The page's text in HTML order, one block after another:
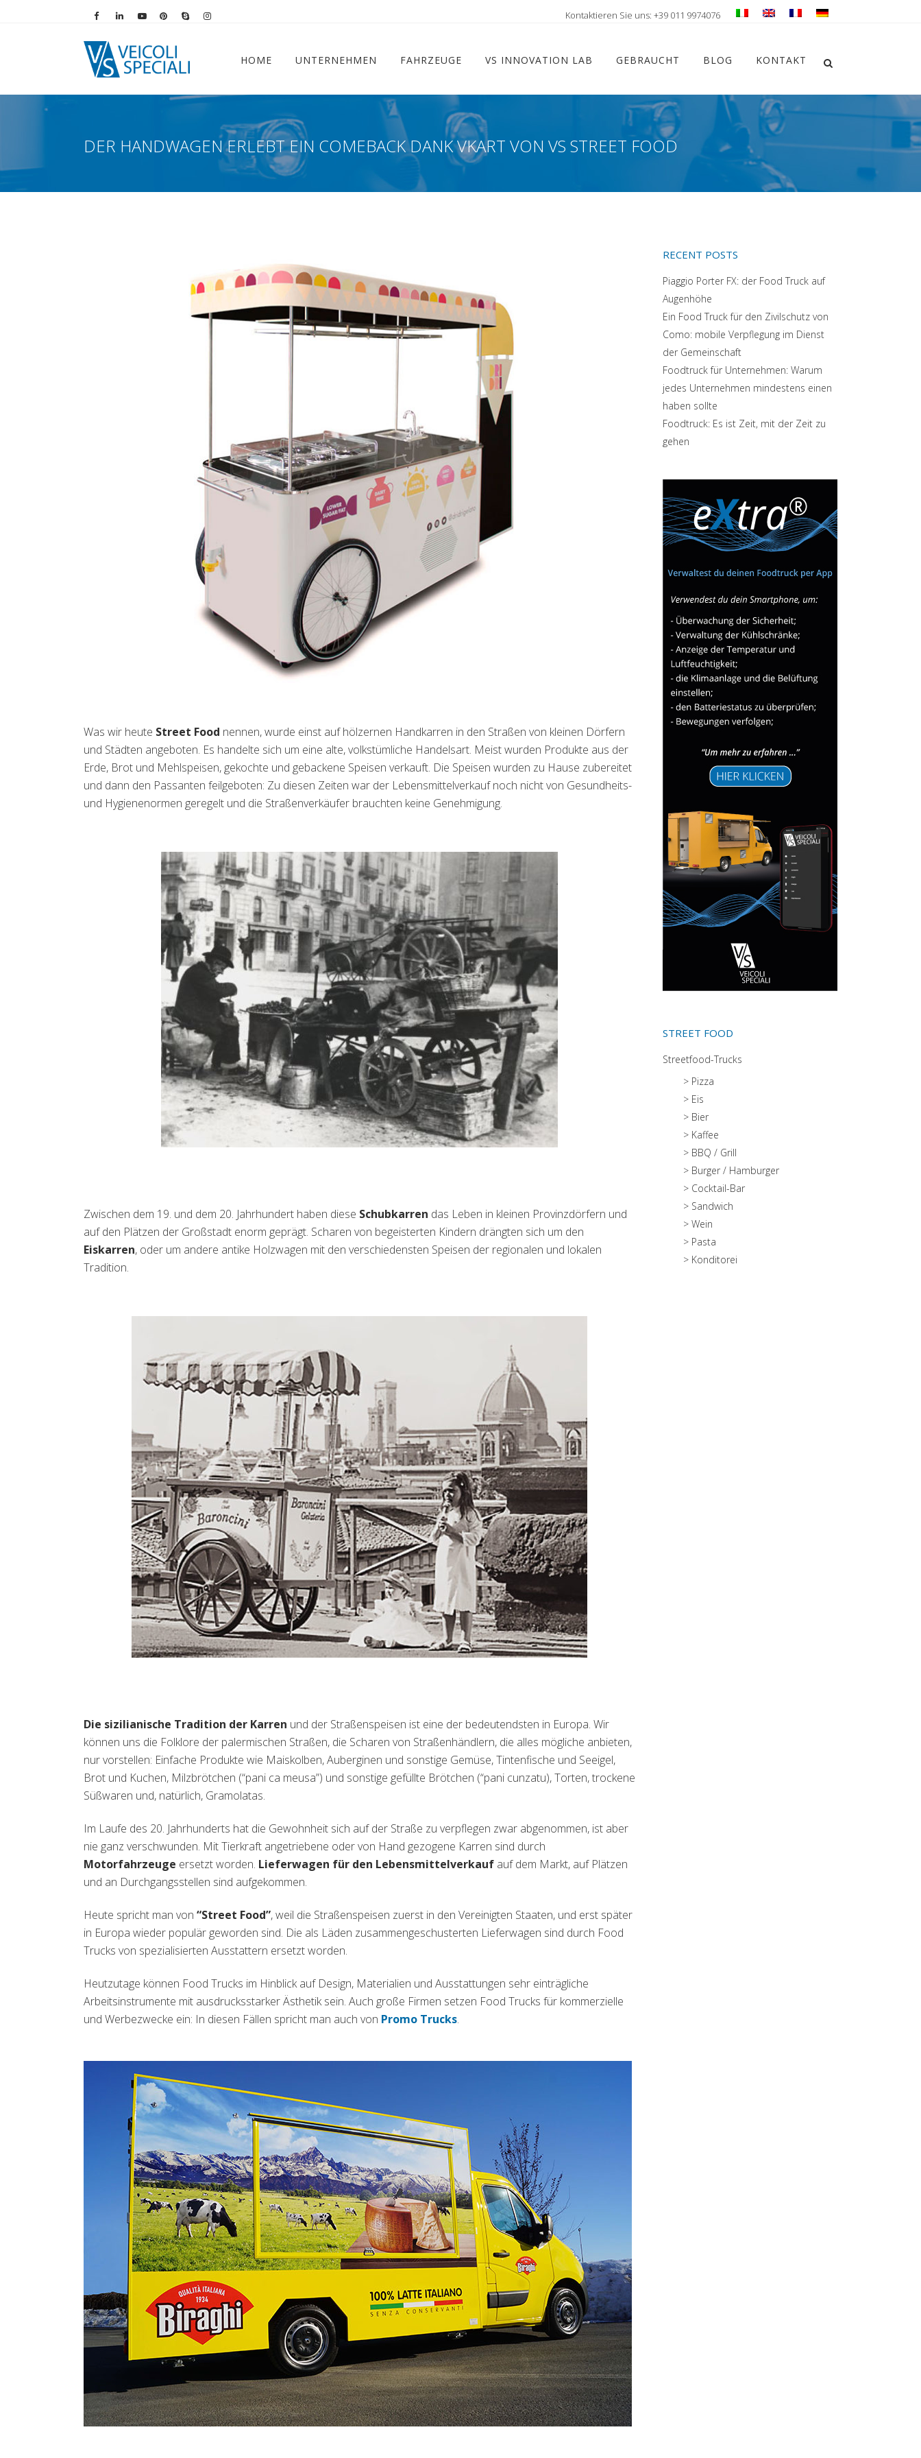
Vai alla pagina Facebook
Vai al profilo LinkedIn
Vai al canale YouTube
Vai al profilo Pinterest
Chiama su Skype
Vai al profilo Instagram Kontaktieren Sie uns: +39 011 9974076
HOME UNTERNEHMEN FAHRZEUGE VS INNOVATION LAB GEBRAUCHT BLOG KONTAKT
DER HANDWAGEN ERLEBT EIN COMEBACK DANK VKART VON VS STREET FOOD
Attiva comando
Was wir heute Street Food nennen, wurde einst auf hölzernen Handkarren in den Straßen von kleinen Dörfern
und Städten angeboten. Es handelte sich um eine alte, volkstümliche Handelsart. Meist wurden Produkte aus der
Erde, Brot und Mehlspeisen, gekochte und gebackene Speisen verkauft. Die Speisen wurden zu Hause zubereitet
und dann den Passanten feilgeboten: Zu diesen Zeiten war der Lebensmittelverkauf noch nicht von Gesundheits-
und Hygienenormen geregelt und die Straßenverkäufer brauchten keine Genehmigung.
Zwischen dem 19. und dem 20. Jahrhundert haben diese Schubkarren das Leben in kleinen Provinzdörfern und
auf den Plätzen der Großstadt enorm geprägt. Scharen von begeisterten Kindern drängten sich um den
Eiskarren, oder um andere antike Holzwagen mit den verschiedensten Speisen der regionalen und lokalen
Tradition.
Die sizilianische Tradition der Karren und der Straßenspeisen ist eine der bedeutendsten in Europa. Wir
können uns die Folklore der palermischen Straßen, die Scharen von Straßenhändlern, die alles mögliche anbieten,
nur vorstellen: Einfache Produkte wie Maiskolben, Auberginen und sonstige Gemüse, Tintenfische und Seeigel,
Brot und Kuchen, Milzbrötchen (“pani ca meusa”) und sonstige gefüllte Brötchen (“pani cunzatu), Torten, trockene
Süßwaren und, natürlich, Gramolatas.
Im Laufe des 20. Jahrhunderts hat die Gewohnheit sich auf der Straße zu verpflegen zwar abgenommen, ist aber
nie ganz verschwunden. Mit Tierkraft angetriebene oder von Hand gezogene Karren sind durch
Motorfahrzeuge ersetzt worden. Lieferwagen für den Lebensmittelverkauf auf dem Markt, auf Plätzen
und an Durchgangsstellen sind aufgekommen.
Heute spricht man von “Street Food”, weil die Straßenspeisen zuerst in den Vereinigten Staaten, und erst später
in Europa wieder populär geworden sind. Die als Läden zusammengeschusterten Lieferwagen sind durch Food
Trucks von spezialisierten Ausstattern ersetzt worden.
Heutzutage können Food Trucks im Hinblick auf Design, Materialien und Ausstattungen sehr einträgliche
Arbeitsinstrumente mit ausdrucksstarker Ästhetik sein. Auch große Firmen setzen Food Trucks für kommerzielle
und Werbezwecke ein: In diesen Fällen spricht man auch von Promo Trucks(si apre in una nuova scheda)
.
RECENT POSTS
Piaggio Porter FX: der Food Truck auf
Augenhöhe
Ein Food Truck für den Zivilschutz von
Como: mobile Verpflegung im Dienst
der Gemeinschaft
Foodtruck für Unternehmen: Warum
jedes Unternehmen mindestens einen
haben sollte
Foodtruck: Es ist Zeit, mit der Zeit zu
gehen
STREET FOOD
Streetfood-Trucks
> Pizza
> Eis
> Bier
> Kaffee
> BBQ / Grill
> Burger / Hamburger
> Cocktail-Bar
> Sandwich
> Wein
> Pasta
> Konditorei